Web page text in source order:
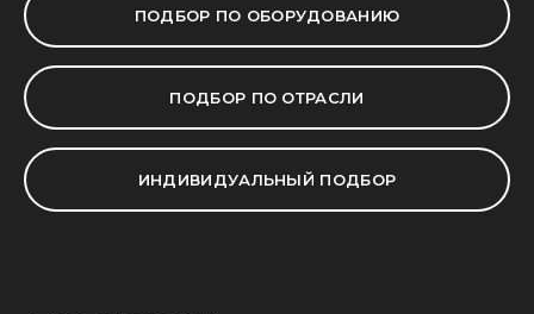
ПОДБОР ПО ОБОРУДОВАНИЮ
ПОДБОР ПО ОТРАСЛИ
ИНДИВИДУАЛЬНЫЙ ПОДБОР